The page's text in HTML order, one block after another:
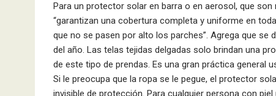
Para un protector solar en barra o en aerosol, que
“garantizan una cobertura completa y uniforme en
que no se pasen por alto los parches”. Agrega que
del año. Las telas tejidas delgadas solo brindan una
de este tipo de prendas. Es una gran práctica general
Si le preocupa que la ropa se le pegue, el protector
invisible de protección. Para cualquier persona con